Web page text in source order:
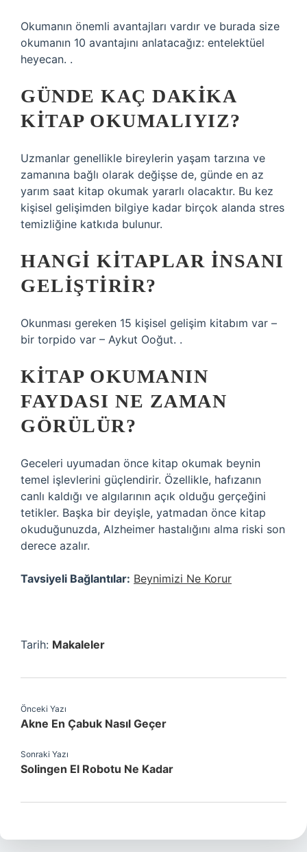
Okumanın önemli avantajları vardır ve burada size
okumanın 10 avantajını anlatacağız: entelektüel
heyecan. .
GÜNDE KAÇ DAKIKA
KITAP OKUMALIYIZ?
Uzmanlar genellikle bireylerin yaşam tarzına ve
zamanına bağlı olarak değişse de, günde en az
yarım saat kitap okumak yararlı olacaktır. Bu kez
kişisel gelişimden bilgiye kadar birçok alanda stres
temizliğine katkıda bulunur.
HANGI KITAPLAR INSANI
GELIŞTIRIR?
Okunması gereken 15 kişisel gelişim kitabım var –
bir torpido var – Aykut Ooğut. .
KITAP OKUMANIN
FAYDASI NE ZAMAN
GÖRÜLÜR?
Geceleri uyumadan önce kitap okumak beynin
temel işlevlerini güçlendirir. Özellikle, hafızanın
canlı kaldığı ve algılarının açık olduğu gerçeğini
tetikler. Başka bir deyişle, yatmadan önce kitap
okuduğunuzda, Alzheimer hastalığını alma riski son
derece azalır.
Tavsiyeli Bağlantılar: Beynimizi Ne Korur
Tarih: Makaleler
Önceki Yazı
Akne En Çabuk Nasıl Geçer
Sonraki Yazı
Solingen El Robotu Ne Kadar